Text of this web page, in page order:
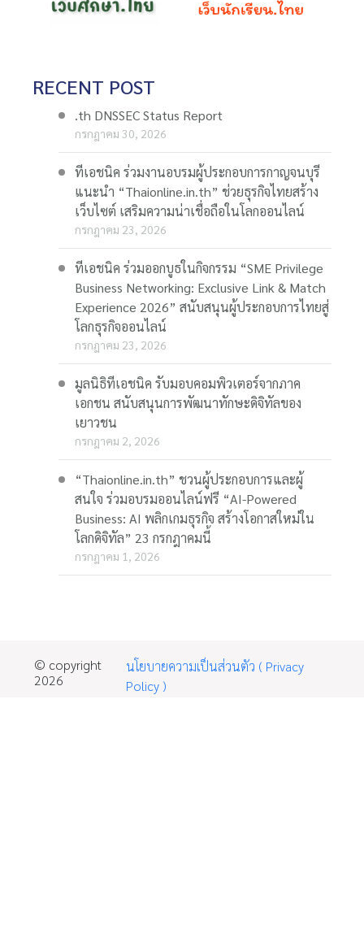
RECENT POST
.th DNSSEC Status Report
กรกฎาคม 30, 2026
ทีเอชนิค ร่วมงานอบรมผู้ประกอบการกาญจนบุรี
แนะนำ “Thaionline.in.th” ช่วยธุรกิจไทยสร้าง
เว็บไซต์ เสริมความน่าเชื่อถือในโลกออนไลน์
กรกฎาคม 23, 2026
ทีเอชนิค ร่วมออกบูธในกิจกรรม “SME Privilege
Business Networking: Exclusive Link & Match
Experience 2026” สนับสนุนผู้ประกอบการไทยสู่
โลกธุรกิจออนไลน์
กรกฎาคม 23, 2026
มูลนิธิทีเอชนิค รับมอบคอมพิวเตอร์จากภาค
เอกชน สนับสนุนการพัฒนาทักษะดิจิทัลของ
เยาวชน
กรกฎาคม 2, 2026
“Thaionline.in.th” ชวนผู้ประกอบการและผู้
สนใจ ร่วมอบรมออนไลน์ฟรี “AI-Powered
Business: AI พลิกเกมธุรกิจ สร้างโอกาสใหม่ใน
โลกดิจิทัล” 23 กรกฎาคมนี้
กรกฎาคม 1, 2026
© copyright
2026
นโยบายความเป็นส่วนตัว ( Privacy
Policy )